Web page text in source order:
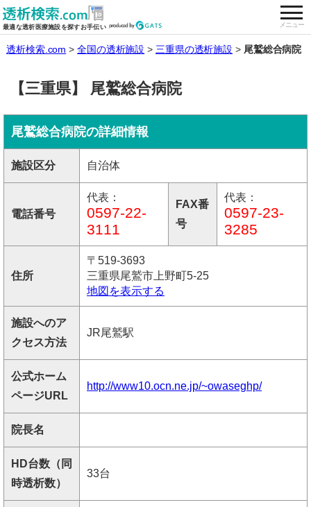
最適な透析医療施設を探すお手伝い メニュー
全国の透析施設を検索する
透析検索.com 全国の透析施設 三重県の透析施設 尾鷲総合病院
【三重県】 尾鷲総合病院
尾鷲総合病院の詳細情報
施設区分 自治体
電話番号
代表：
0597-22-
3111
FAX番
号
代表：
0597-23-
3285
住所
〒519-3693
三重県尾鷲市上野町5-25
地図を表示する
施設へのア
クセス方法
JR尾鷲駅
公式ホーム
ページURL
http://www10.ocn.ne.jp/~owaseghp/
院長名
HD台数（同
時透析数）
33台